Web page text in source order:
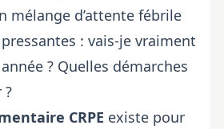
mélange d’attente fébrile
: vais-je vraiment
? Quelles démarches
?
CRPE existe pour